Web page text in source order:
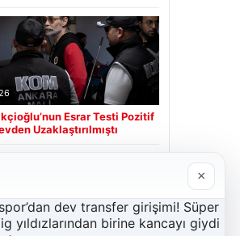
Esrar Testi Pozitif
Uzaklaştırılmıştı
Firmalar
×